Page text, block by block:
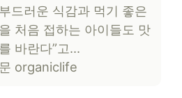
드러운 식감과 먹기 좋은
처음 접하는 아이들도 맛
바란다”고…
organiclife